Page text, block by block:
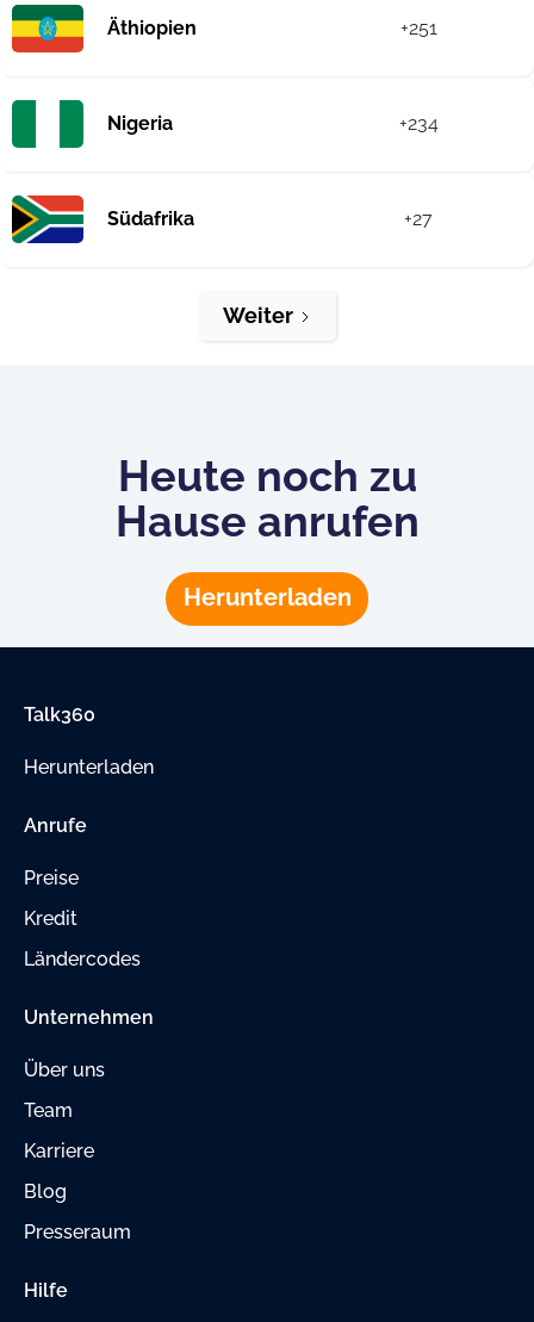
Äthiopien +251
Nigeria +234
Südafrika +27
Weiter
Heute noch zu
Hause anrufen
Herunterladen
Talk360
Herunterladen
Anrufe
Preise
Kredit
Ländercodes
Unternehmen
Über uns
Team
Karriere
Blog
Presseraum
Hilfe